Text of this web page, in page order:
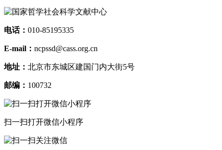
电话： 010-85195335
E-mail： ncpssd@cass.org.cn
地址： 北京市东城区建国门内大街5号
邮编： 100732
扫一扫打开微信小程序